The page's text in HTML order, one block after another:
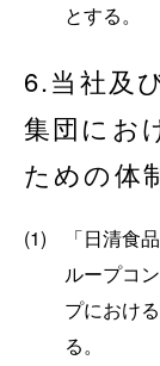
とする。
6.当社及
集団にお
ための体
(1)
「日清食
ループコ
プにおけ
る。